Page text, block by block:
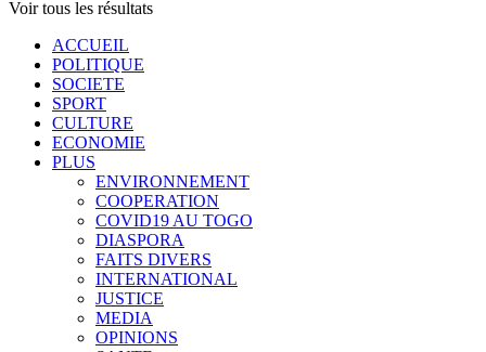
Voir tous les résultats
ACCUEIL
POLITIQUE
SOCIETE
SPORT
CULTURE
ECONOMIE
PLUS
ENVIRONNEMENT
COOPERATION
COVID19 AU TOGO
DIASPORA
FAITS DIVERS
INTERNATIONAL
JUSTICE
MEDIA
OPINIONS